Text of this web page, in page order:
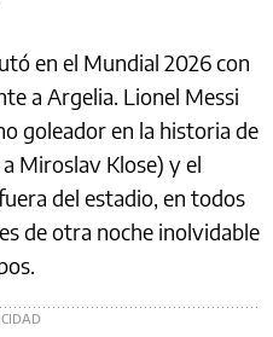
en el Mundial 2026 con
a Argelia. Lionel Messi
goleador en la historia de
Miroslav Klose) y el
del estadio, en todos
de otra noche inolvidable